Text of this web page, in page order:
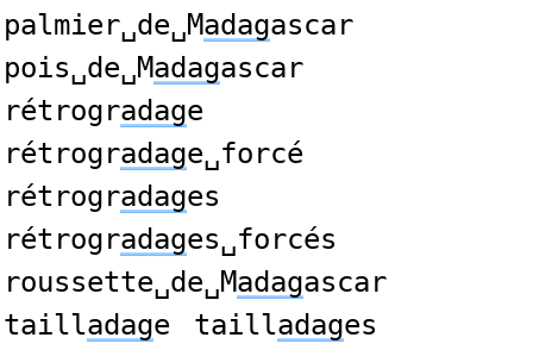
palmier␣de␣Madagascar
pois␣de␣Madagascar
rétrogradage
rétrogradage␣forcé
rétrogradages
rétrogradages␣forcés
roussette␣de␣Madagascar
tailladage tailladages